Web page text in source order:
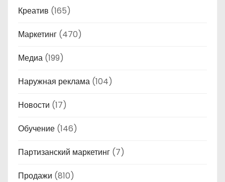
Креатив (165)
Маркетинг (470)
Медиа (199)
Наружная реклама (104)
Новости (17)
Обучение (146)
Партизанский маркетинг (7)
Продажи (810)